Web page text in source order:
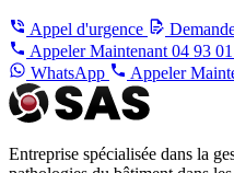
Appel d'urgence
Appeler Maintenant 04 93
WhatsApp
Appeler
Entreprise spécialisée dans la